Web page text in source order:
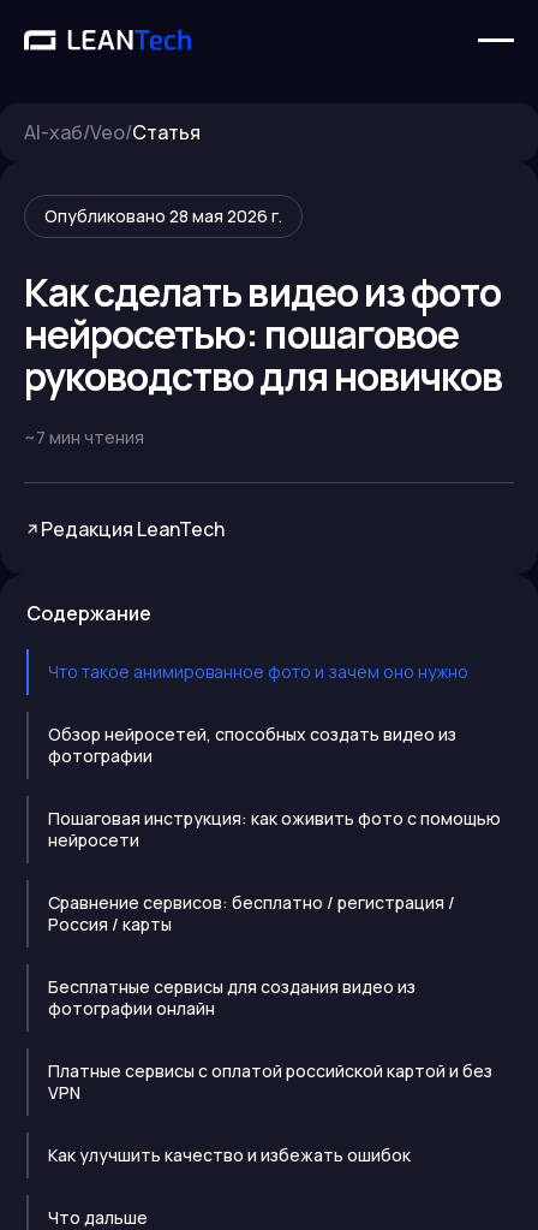
AI-хаб/Veo/Статья
Опубликовано 28 мая 2026 г.
Как сделать видео из фото
нейросетью: пошаговое
руководство для новичков
~7 мин чтения
Редакция LeanTech
Содержание
Что такое анимированное фото и зачем оно нужно
Обзор нейросетей, способных создать видео из
фотографии
Пошаговая инструкция: как оживить фото с помощью
нейросети
Сравнение сервисов: бесплатно / регистрация /
Россия / карты
Бесплатные сервисы для создания видео из
фотографии онлайн
Платные сервисы с оплатой российской картой и без
VPN
Как улучшить качество и избежать ошибок
Что дальше